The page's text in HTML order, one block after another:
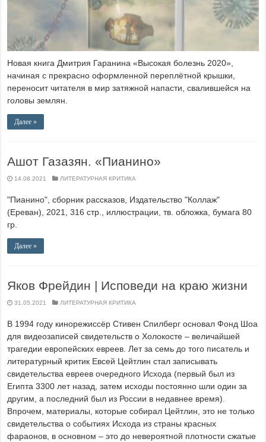
Новая книга Дмитрия Гаранина «Высокая болезнь 2020»,
начиная с прекрасно оформленной переплётной крышки,
переносит читателя в мир затяжной напасти, свалившейся на
головы землян.
Далее »
Ашот Газазян. «Пианино»
14.08.2021 ЛИТЕРАТУРНАЯ КРИТИКА
"Пианино", сборник рассказов, Издательство "Коллаж"
(Ереван), 2021, 316 стр., иллюстрации, тв. обложка, бумага 80
гр.
Далее »
Яков Фрейдин | Исповеди на краю жизни
31.05.2021 ЛИТЕРАТУРНАЯ КРИТИКА
В 1994 году кинорежиссёр Стивен Спилберг основал Фонд Шоа
для видеозаписей свидетельств о Холокосте – величайшей
трагедии европейских евреев. Лет за семь до того писатель и
литературный критик Евсей Цейтлин стал записывать
свидетельства евреев очередного Исхода (первый был из
Египта 3300 лет назад, затем исходы постоянно шли один за
другим, а последний был из России в недавнее время).
Впрочем, материалы, которые собирал Цейтлин, это не только
свидетельства о событиях Исхода из страны красных
фараонов, в основном – это до невероятной плотности сжатые